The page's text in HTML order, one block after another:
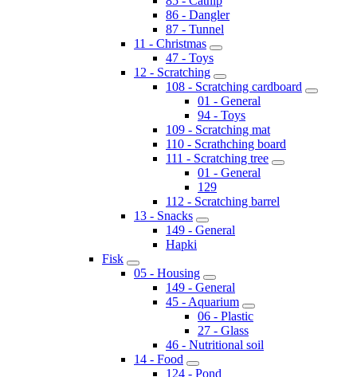
86 - Dangler
87 - Tunnel
11 - Christmas
47 - Toys
12 - Scratching
108 - Scratching cardboard
01 - General
94 - Toys
109 - Scratching mat
110 - Scrathching board
111 - Scratching tree
01 - General
129
112 - Scratching barrel
13 - Snacks
149 - General
Hapki
Fisk
05 - Housing
149 - General
45 - Aquarium
06 - Plastic
27 - Glass
46 - Nutritional soil
14 - Food
124 - Pond